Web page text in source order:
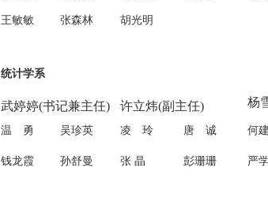
王敏敏 张森林 胡光明
统计学系
武婷婷(书记兼主任) 许立炜(副主任) 杨
温 勇 吴珍英 凌 玲 唐 诚 何
钱龙霞 孙舒曼 张 晶 彭珊珊 严